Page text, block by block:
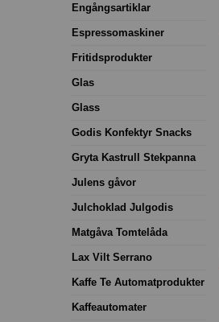
Engångsartiklar
Espressomaskiner
Fritidsprodukter
Glas
Glass
Godis Konfektyr Snacks
Gryta Kastrull Stekpanna
Julens gåvor
Julchoklad Julgodis
Matgåva Tomtelåda
Lax Vilt Serrano
Kaffe Te Automatprodukter
Kaffeautomater